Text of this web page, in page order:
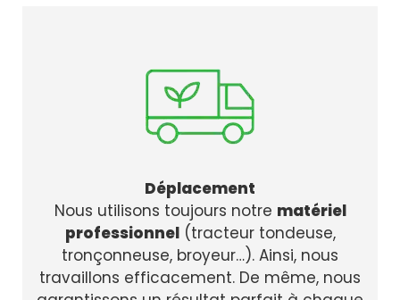
Déplacement
Nous utilisons toujours notre matériel
professionnel(tracteur tondeuse,
tronçonneuse, broyeur…). Ainsi, nous
travaillons efficacement. De même, nous